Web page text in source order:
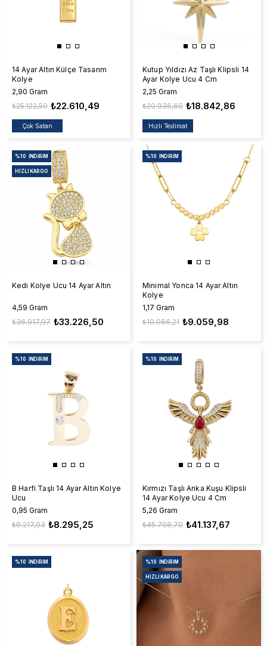
14 Ayar Altın Külçe Tasarım
Kolye
2,90 Gram
₺22.610,49
₺25.122,50
Çok Satan
Kutup Yıldızı Az Taşlı Klipsli 14
Ayar Kolye Ucu 4 Cm
2,25 Gram
₺18.842,86
₺20.936,60
Hızlı Teslimat
Kedi Kolye Ucu 14 Ayar Altın
4,59 Gram
₺33.226,50
₺36.917,97
%10 İNDIRIM
HIZLI KARGO
Minimal Yonca 14 Ayar Altın
Kolye
1,17 Gram
₺9.059,98
₺10.066,21
%10 İNDIRIM
B Harfi Taşlı 14 Ayar Altın Kolye
Ucu
0,95 Gram
₺8.295,25
₺9.217,03
%10 İNDIRIM
Kırmızı Taşlı Anka Kuşu Klipsli
14 Ayar Kolye Ucu 4 Cm
5,26 Gram
₺41.137,67
₺45.708,70
%10 İNDIRIM
%10 İNDIRIM %10 İNDIRIM
HIZLI KARGO